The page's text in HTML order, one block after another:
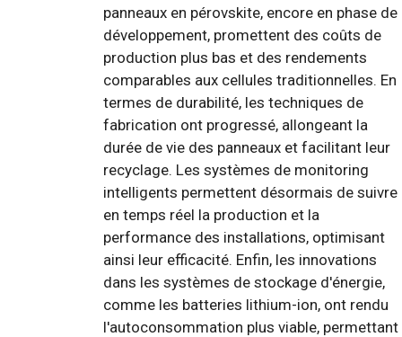
panneaux en pérovskite, encore en phase de
développement, promettent des coûts de
production plus bas et des rendements
comparables aux cellules traditionnelles. En
termes de durabilité, les techniques de
fabrication ont progressé, allongeant la
durée de vie des panneaux et facilitant leur
recyclage. Les systèmes de monitoring
intelligents permettent désormais de suivre
en temps réel la production et la
performance des installations, optimisant
ainsi leur efficacité. Enfin, les innovations
dans les systèmes de stockage d'énergie,
comme les batteries lithium-ion, ont rendu
l'autoconsommation plus viable, permettant